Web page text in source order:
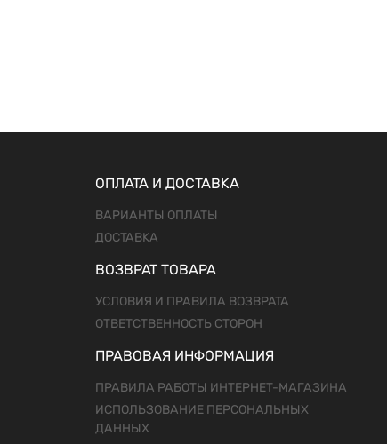
ОПЛАТА И ДОСТАВКА
ВАРИАНТЫ ОПЛАТЫ
ДОСТАВКА
ВОЗВРАТ ТОВАРА
УСЛОВИЯ И ПРАВИЛА ВОЗВРАТА
ОТВЕТСТВЕННОСТЬ СТОРОН
ПРАВОВАЯ ИНФОРМАЦИЯ
ПРАВИЛА РАБОТЫ ИНТЕРНЕТ-МАГАЗИНА
ИСПОЛЬЗОВАНИЕ ПЕРСОНАЛЬНЫХ
ДАННЫХ